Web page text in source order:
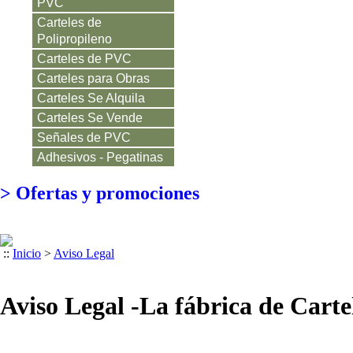
Carteles de
Polipropileno
Carteles de PVC
Carteles para Obras
Carteles Se Alquila
Carteles Se Vende
Señales de PVC
Adhesivos - Pegatinas
> Ofertas y promociones
:: Inicio > Aviso Legal
Aviso Legal -La fábrica de